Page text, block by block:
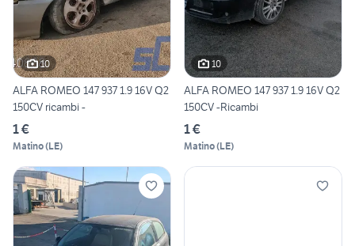
10
ALFA ROMEO 147 937 1.9 16V Q2
150CV ricambi -
1 €
Matino(LE)
10
ALFA ROMEO 147 937 1.9 16V Q2
150CV -Ricambi
1 €
Matino(LE)